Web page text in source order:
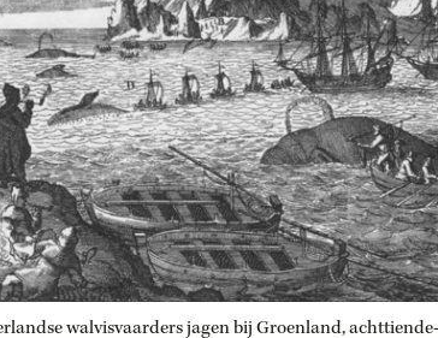
walvisvaarders jagen bij Groenland,